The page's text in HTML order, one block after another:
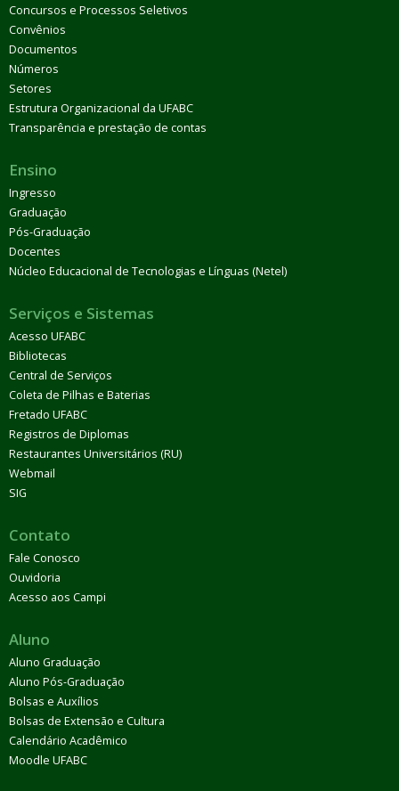
Concursos e Processos Seletivos
Convênios
Documentos
Números
Setores
Estrutura Organizacional da UFABC
Transparência e prestação de contas
Ensino
Ingresso
Graduação
Pós-Graduação
Docentes
Núcleo Educacional de Tecnologias e Línguas (Netel)
Serviços e Sistemas
Acesso UFABC
Bibliotecas
Central de Serviços
Coleta de Pilhas e Baterias
Fretado UFABC
Registros de Diplomas
Restaurantes Universitários (RU)
Webmail
SIG
Contato
Fale Conosco
Ouvidoria
Acesso aos Campi
Aluno
Aluno Graduação
Aluno Pós-Graduação
Bolsas e Auxílios
Bolsas de Extensão e Cultura
Calendário Acadêmico
Moodle UFABC